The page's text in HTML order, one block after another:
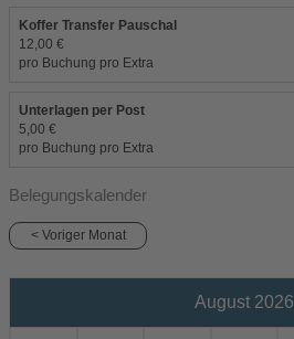
Koffer Transfer Pauschal
12,00 €
pro Buchung pro Extra
Unterlagen per Post
5,00 €
pro Buchung pro Extra
Belegungskalender
< Voriger Monat
August 2026